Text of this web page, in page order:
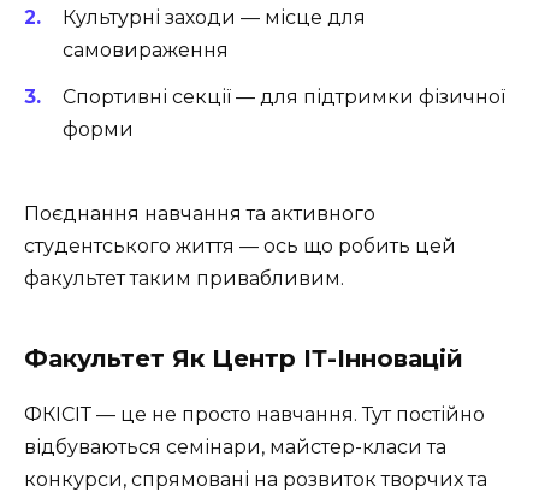
Культурні заходи — місце для
самовираження
Спортивні секції — для підтримки фізичної
форми
Поєднання навчання та активного
студентського життя — ось що робить цей
факультет таким привабливим.
Факультет Як Центр ІТ-Інновацій
ФКІСІТ — це не просто навчання. Тут постійно
відбуваються семінари, майстер-класи та
конкурси, спрямовані на розвиток творчих та